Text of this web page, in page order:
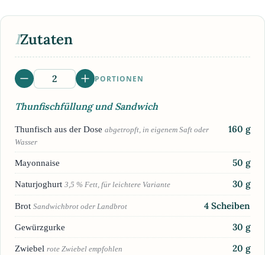
IZutaten
PORTIONEN
Thunfischfüllung und Sandwich
Thunfisch aus der Dose abgetropft, in eigenem Saft oder
Wasser
160 g
Mayonnaise 50 g
Naturjoghurt 3,5 % Fett, für leichtere Variante 30 g
Brot Sandwichbrot oder Landbrot 4 Scheiben
Gewürzgurke 30 g
Zwiebel rote Zwiebel empfohlen 20 g